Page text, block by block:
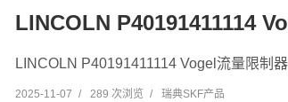
LINCOLN P40191411114
LINCOLN P40191411114 Vogel流量限制
2025-11-07 / 289 次浏览 / 瑞典SKF产品